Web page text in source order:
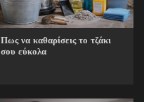
Πως να καθαρίσεις το τζάκι
σου εύκολα